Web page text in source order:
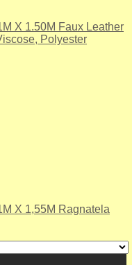
X 1.50M Faux Leather
Polyester
X 1,55M Ragnatela